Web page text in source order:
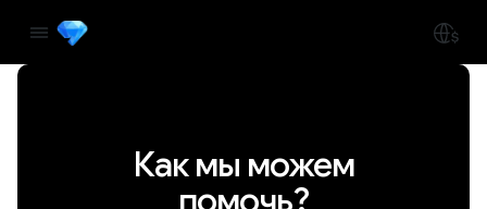
Как мы можем
помочь?